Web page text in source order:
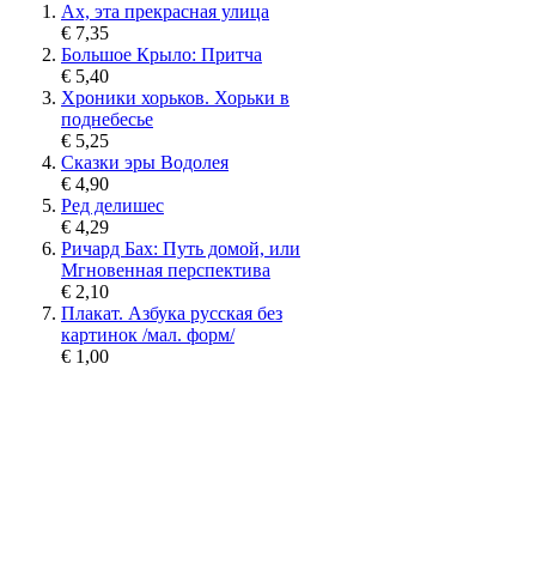
Ах, эта прекрасная улица
€ 7,35
Большое Крыло: Притча
€ 5,40
Хроники хорьков. Хорьки в
поднебесье
€ 5,25
Сказки эры Водолея
€ 4,90
Ред делишес
€ 4,29
Ричард Бах: Путь домой, или
Мгновенная перспектива
€ 2,10
Плакат. Азбука русская без
картинок /мал. форм/
€ 1,00